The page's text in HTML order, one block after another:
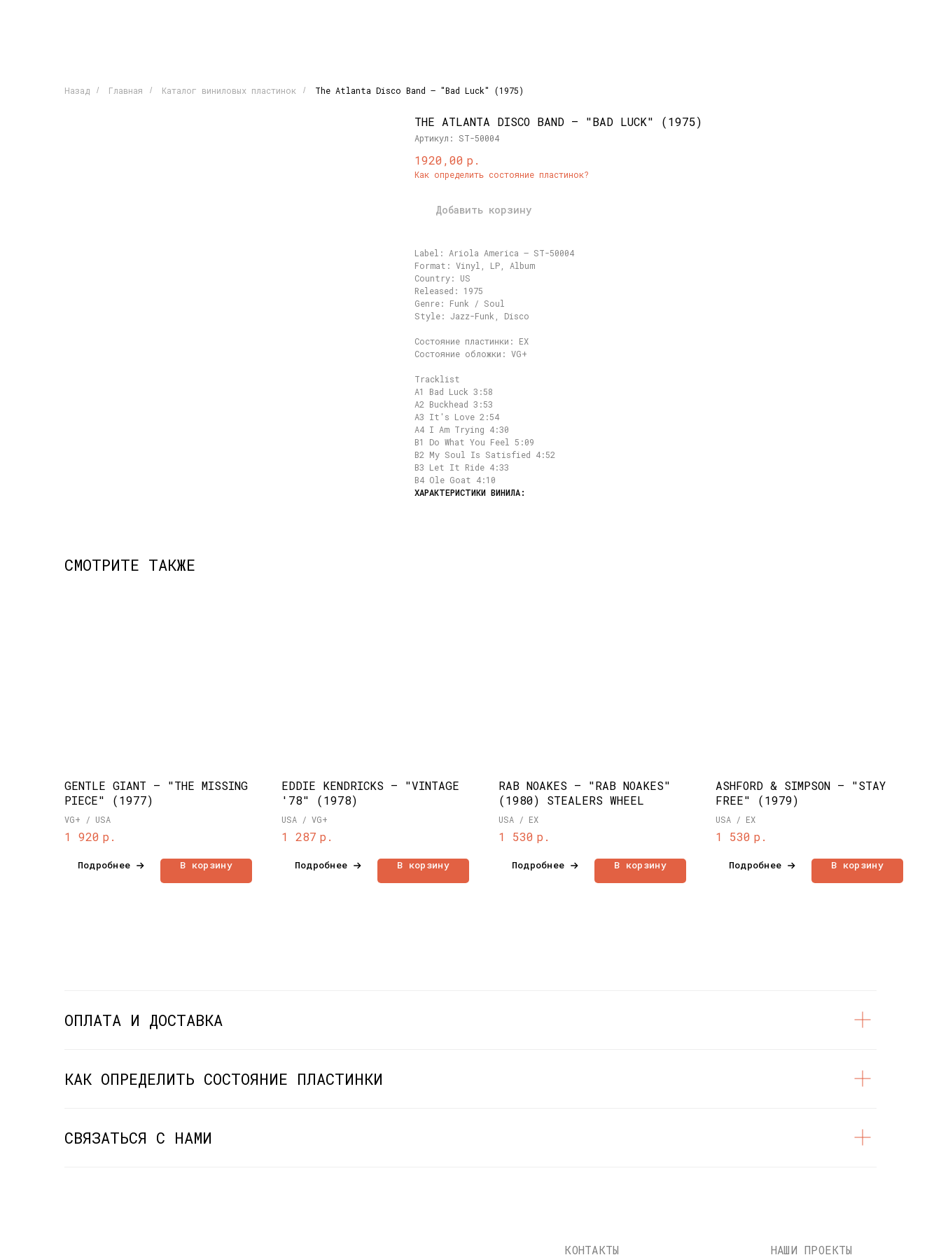
Назад / Главная / Каталог виниловых пластинок / The Atlanta Disco Band – "Bad Luck" (1975)
THE ATLANTA DISCO BAND – "BAD LUCK" (1975)
Артикул: ST-50004
1920,00 р.
Как определить состояние пластинок?
Добавить корзину
Label: Ariola America – ST-50004
Format: Vinyl, LP, Album
Country: US
Released: 1975
Genre: Funk / Soul
Style: Jazz-Funk, Disco
Состояние пластинки: EX
Состояние обложки: VG+
Tracklist
A1 Bad Luck 3:58
A2 Buckhead 3:53
A3 It's Love 2:54
A4 I Am Trying 4:30
B1 Do What You Feel 5:09
B2 My Soul Is Satisfied 4:52
B3 Let It Ride 4:33
B4 Ole Goat 4:10
СМОТРИТЕ ТАКЖЕ
GENTLE GIANT – "THE MISSING
PIECE" (1977)
VG+ / USA
1 920 р.
Подробнее В корзину
EDDIE KENDRICKS – "VINTAGE
'78" (1978)
USA / VG+
1 287 р.
Подробнее В корзину
RAB NOAKES – "RAB NOAKES"
(1980) STEALERS WHEEL
USA / EX
1 530 р.
Подробнее В корзину
ASHFORD & SIMPSON – "STAY
FREE" (1979)
USA / EX
1 530 р.
Подробнее В корзину
ОПЛАТА И ДОСТАВКА
КАК ОПРЕДЕЛИТЬ СОСТОЯНИЕ ПЛАСТИНКИ
СВЯЗАТЬСЯ С НАМИ